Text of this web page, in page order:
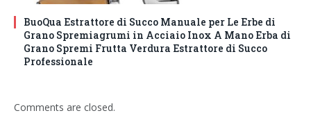
BuoQua Estrattore di Succo Manuale per Le Erbe di
Grano Spremiagrumi in Acciaio Inox A Mano Erba di
Grano Spremi Frutta Verdura Estrattore di Succo
Professionale
Comments are closed.